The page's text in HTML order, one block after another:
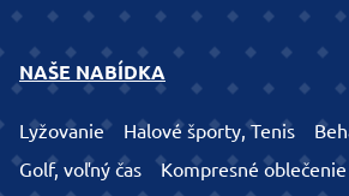
NAŠE NABÍDKA
Lyžovanie Halové športy, Tenis
Golf, voľný čas
Kompresné oblečenie